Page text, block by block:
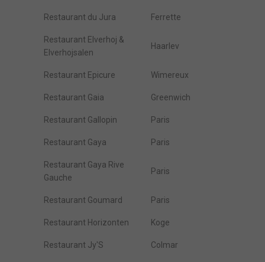
Restaurant du Jura Ferrette
Restaurant Elverhoj &
Elverhojsalen
Haarlev
Restaurant Epicure Wimereux
Restaurant Gaia Greenwich
Restaurant Gallopin Paris
Restaurant Gaya Paris
Restaurant Gaya Rive
Gauche
Paris
Restaurant Goumard Paris
Restaurant Horizonten Koge
Restaurant Jy'S Colmar